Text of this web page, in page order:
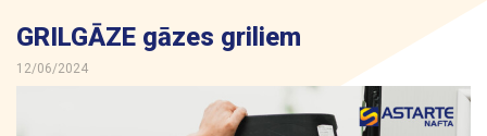
GRILGĀZE gāzes griliem
12/06/2024